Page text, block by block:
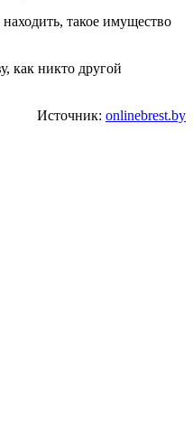
такое имущество
как никто другой
Источник: onlinebrest.by